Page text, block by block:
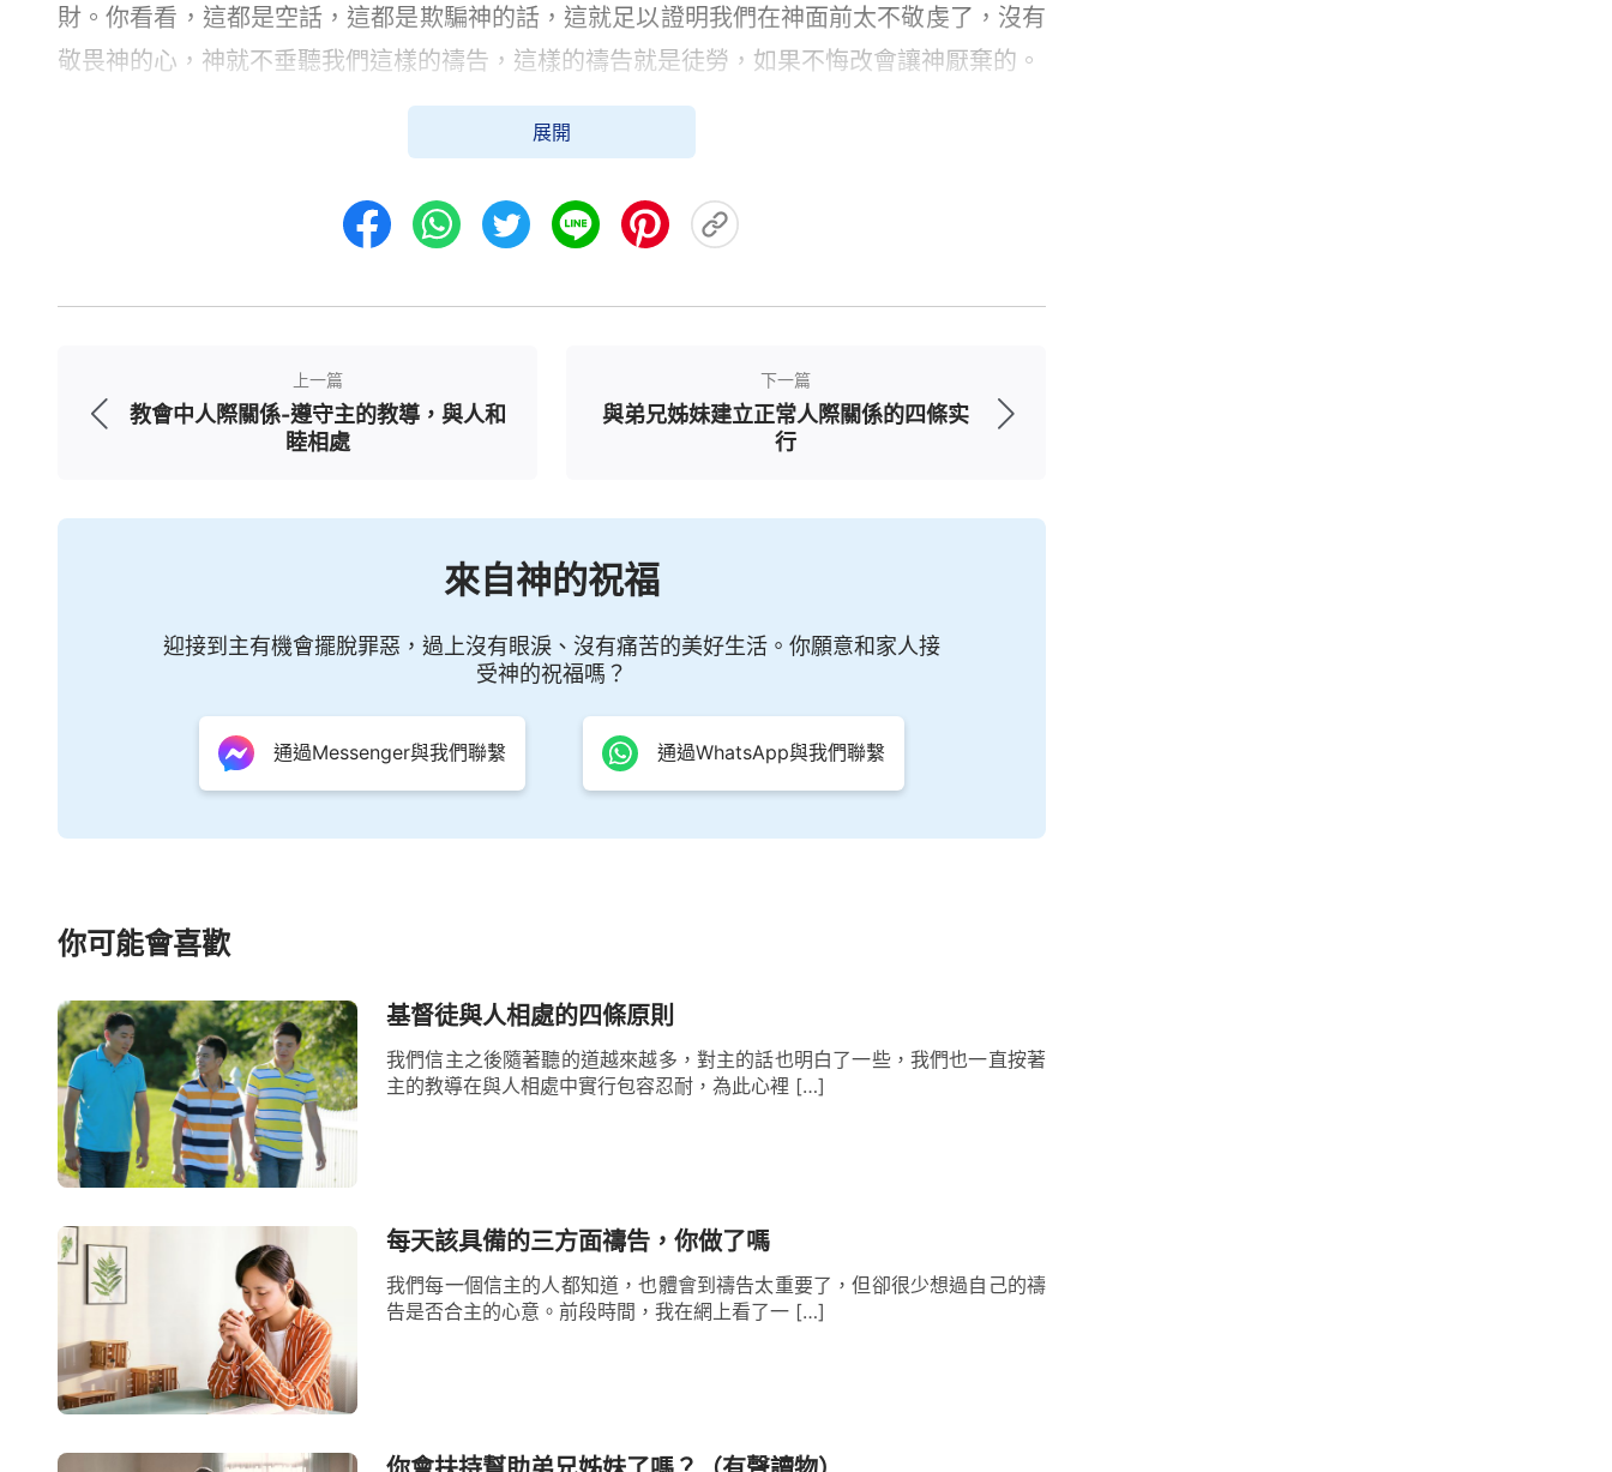
財。你看看，這都是空話，這都是欺騙神的話，這就足以證明我們在神面前太不敬虔了，沒有
敬畏神的心，神就不垂聽我們這樣的禱告，這樣的禱告就是徒勞，如果不悔改會讓神厭棄的。
三、必須在盡本分與生命進入的所有問題上常常向神祈求禱告，尋求明白真理
我們在盡本分為神花費的過程當中，有許多弟兄姊妹認為，平時我們多在主面前禱告認罪
悔改，多為主傳福音，多作工講道就合神心意，能蒙神稱許了。其實不然，這樣的實行是錯誤
的，因為我們盡本分中還有許多的問題和情形沒有得到真正的解決。神的話說：「
思了，也不管作法合不合適或是否合乎真理，只知道硬着頸項憑着個人的意思行，平時心裏好
神也没什麽果效，親近不上來。』這樣的人心裏根本没有神，只有自己，他做事根本不可能按
着真理去做。不按真理做就是按己意做，按着自己的意思做就是離開神，就是心中無神。己的
意思往往在人看也挺好，也對，也不算太違背真理，人覺得這麼做就是實行真理了，這麼做就
是順服神了，其實人並沒在這個事上真正尋求神、禱告神，並沒有為滿足神的心意而儘量做
好，按著神的要求儘量做好，沒有這個真實的情形，沒有這個願望，這是人實行上的最大錯
誤。因為你信神卻心中沒神，這豈不是在犯罪？豈不是在自欺？這樣信下去能有什麼果效呢？
信神的意義又在何處落實呢？
」從神的話中讓我們明白盡本分是我們達到生命長大的一種途
徑，本分是神給我們的託付，對神交給我們的託付要產生真實的負擔。在盡本分中，不是說我
們把神託付的事完成，就是滿足神了，如果在盡本分的過程中遇到一些難處和問題，不尋求解
決能滿足神嗎？所以這就需要我們多來到神面前祈求禱告，在神的話裡尋找實行的路途，按照
神的要求來盡本分，時時省察我們在盡本分中是否有己意的摻雜，有沒有違背真理原則，發現
展開
上一篇
教會中人際關係-遵守主的教導，與人和
睦相處
下一篇
與弟兄姊妹建立正常人際關係的四條实
行
來自神的祝福
迎接到主有機會擺脫罪惡，過上沒有眼淚、沒有痛苦的美好生活。你願意和家人接
受神的祝福嗎？
通過Messenger與我們聯繫 通過WhatsApp與我們聯繫
你可能會喜歡
基督徒與人相處的四條原則
我們信主之後隨著聽的道越來越多，對主的話也明白了一些，我們也一直按著
主的教導在與人相處中實行包容忍耐，為此心裡 […]
每天該具備的三方面禱告，你做了嗎
我們每一個信主的人都知道，也體會到禱告太重要了，但卻很少想過自己的禱
告是否合主的心意。前段時間，我在網上看了一 […]